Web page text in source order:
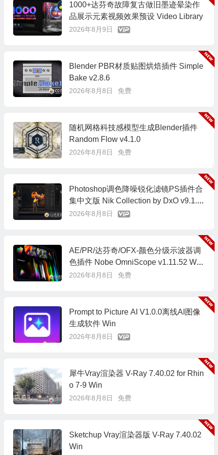
1000+达芬奇故障复古做旧墨迹晕染作
品展示元素视频效果预设 Video Library
2026年8月9日
Blender PBR材质贴图烘焙插件 Simple
Bake v2.8.6
2026年8月8日 免费
随机网格科技感模型生成Blender插件
Random Flow v4.1.0
2026年8月8日 免费
Photoshop调色降噪锐化滤镜PS插件合
集中文版 Nik Collection by DxO v9.1.0
Win/Mac
2026年8月8日
AE/PR/达芬奇/OFX-颜色分级示波器调
色插件 Nobe OmniScope v1.11.52 Win/
Mac
2026年8月8日 免费
Prompt to Picture AI V1.0.0离线AI图像
生成软件 Win
2026年8月8日
犀牛Vray渲染器 V-Ray 7.40.02 for Rhin
o 7-9 Win
2026年8月8日 免费
Sketchup Vray渲染器版 V-Ray 7.40.02
Win